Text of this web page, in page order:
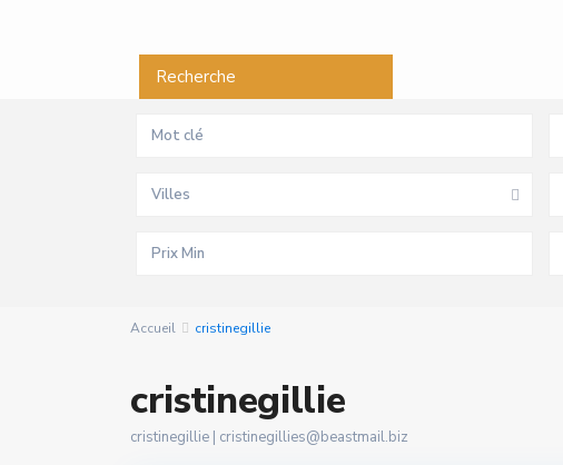
Recherche
Villes
Accueil cristinegillie
cristinegillie
cristinegillie | cristinegillies@beastmail.biz